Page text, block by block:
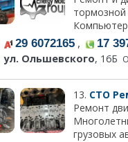
тормозной
29 6072165 , 17
ул. Ольшевского, 16Б
13. СТО
Ремонт
грузовых